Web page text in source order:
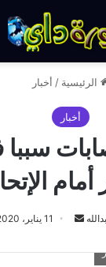
الرئيسية / أخبار
أخبار
سببا
أمام
أرسل
إلكترونيا
11 يناير، 2020